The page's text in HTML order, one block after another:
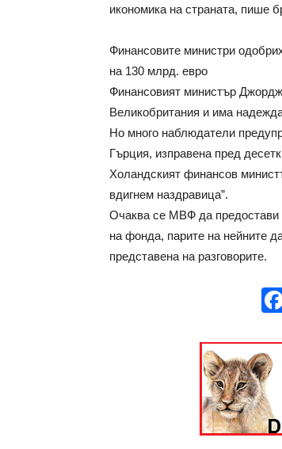
икономика на страната, пише
Финансовите министри
на 130 млрд. евро
Финансовият министър
Великобритания и има
Но много наблюдатели
Гърция, изправена пред
Холандският финансов
вдигнем наздравица”.
Очаква се МВФ да предостави
на фонда, парите на нейните
представена на разговорите.